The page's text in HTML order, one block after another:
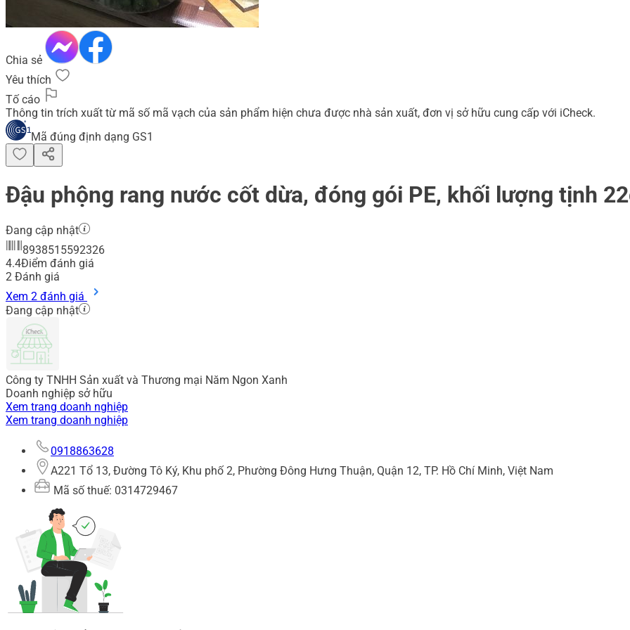
Chia sẻ
Yêu thích
Tố cáo
Thông tin trích xuất từ mã số mã vạch của sản phẩm hiện chưa được nhà sản xuất, đơn vị sở hữu cung cấp với iCheck.
Mã đúng định dạng GS1
Đậu phộng rang nước cốt dừa, đóng gói PE, khối lượng tịnh
Đang cập nhật
8938515592326
4.4Điểm đánh giá
2 Đánh giá
Xem 2 đánh giá
Đang cập nhật
Công ty TNHH Sản xuất và Thương mại Năm Ngon Xanh
Doanh nghiệp sở hữu
Xem trang doanh nghiệp
Xem trang doanh nghiệp
0918863628
A221 Tổ 13, Đường Tô Ký, Khu phố 2, Phường Đông Hưng Thuận, Quận 12, TP. Hồ Chí Minh, Việt Nam
Mã số thuế: 0314729467